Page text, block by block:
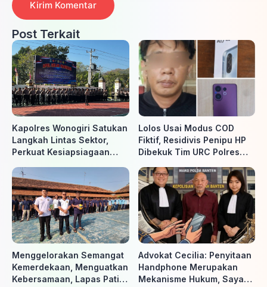
Post Terkait
Kapolres Wonogiri Satukan
Langkah Lintas Sektor,
Perkuat Kesiapsiagaan
Lolos Usai Modus COD
Fiktif, Residivis Penipu HP
Dibekuk Tim URC Polres
Menggelorakan Semangat
Kemerdekaan, Menguatkan
Kebersamaan, Lapas Pati
Advokat Cecilia: Penyitaan
Handphone Merupakan
Mekanisme Hukum, Saya